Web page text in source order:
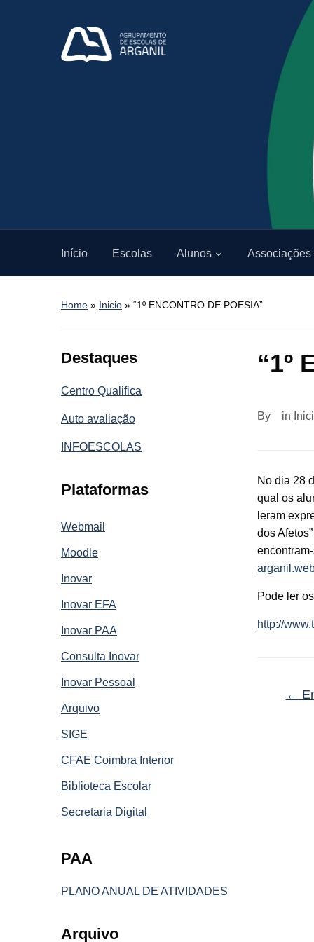
Início Escolas Alunos Associações
Home » Inicio » “1º ENCONTRO DE POESIA”
Destaques
Centro Qualifica
Auto avaliação
INFOESCOLAS
Plataformas
Webmail
Moodle
Inovar
Inovar EFA
Inovar PAA
Consulta Inovar
Inovar Pessoal
Arquivo
SIGE
CFAE Coimbra Interior
Biblioteca Escolar
Secretaria Digital
PAA
PLANO ANUAL DE ATIVIDADES
Arquivo
“1º
By in
No dia 28
qual os
leram
dos
Pode ler
http://
←